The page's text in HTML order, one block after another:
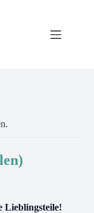
Lieblingsteile!